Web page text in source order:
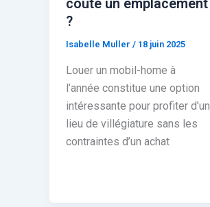
coûte un emplacement
?
Isabelle Muller / 18 juin 2025
Louer un mobil-home à
l’année constitue une option
intéressante pour profiter d’un
lieu de villégiature sans les
contraintes d’un achat